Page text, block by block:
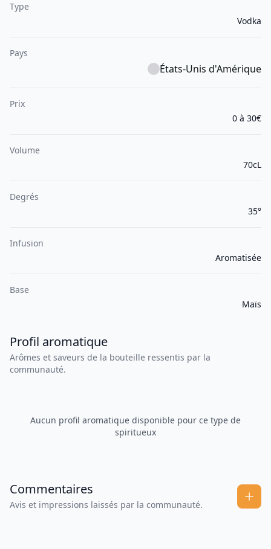
Type
Vodka
Pays
États-Unis d'Amérique
Prix
0 à 30€
Volume
70cL
Degrés
35°
Infusion
Aromatisée
Base
Maïs
Profil aromatique
Arômes et saveurs de la bouteille ressentis par la
communauté.
Aucun profil aromatique disponible pour ce type de
spiritueux
Commentaires
Avis et impressions laissés par la communauté.